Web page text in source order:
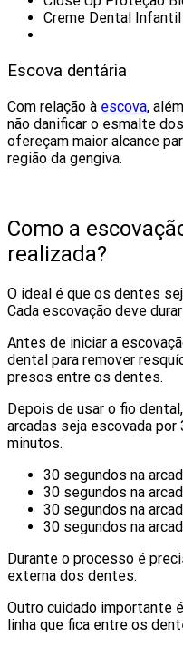
Creme Dental
Escova dentária
Com relação à escova,
não danificar o esmalte
ofereçam maior alcance
região da gengiva.
Como a
realizada?
O ideal é que os dentes
Cada escovação deve
Antes de iniciar a
dental para remover
presos entre os dentes.
Depois de usar o fio
arcadas seja escovada
minutos.
30 segundos na
30 segundos na
30 segundos na
30 segundos na
Durante o processo é
externa dos dentes.
Outro cuidado importante
linha que fica entre os